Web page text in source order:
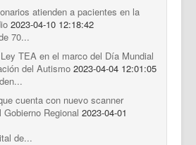
atienden a pacientes en la
2023-04-10 12:18:42
70...
TEA en el marco del Día Mundial
del Autismo 2023-04-04 12:01:05
cuenta con nuevo scanner
Regional 2023-04-01
de...